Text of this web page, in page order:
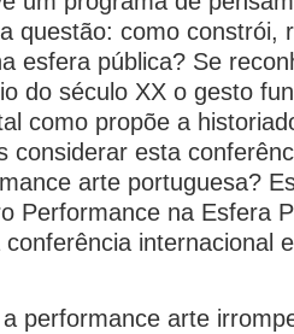
questão: como constrói,
esfera pública? Se
do século XX o gesto
como propõe a
considerar esta
arte portuguesa?
Performance na Esfera
internacional
performance arte